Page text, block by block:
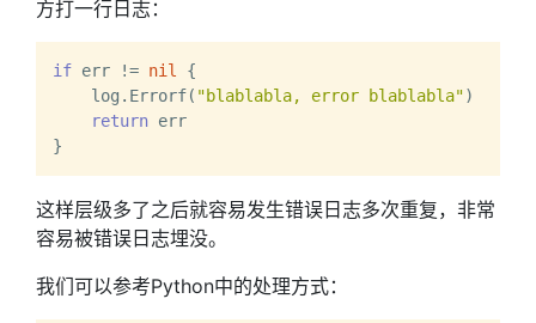
方打一行日志：
if err != nil
{
    log.Errorf(
"blablabla, error blablabla")
return err
这样层级多了之后就容易发生错误日志多次重复，非常
容易被错误日志埋没。
我们可以参考Python中的处理方式：